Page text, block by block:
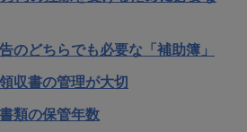
のどちらでも必要な「補助簿」
収書の管理が大切
類の保管年数